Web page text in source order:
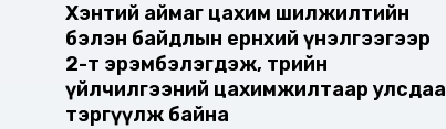
Хэнтий аймаг цахим шилжилтийн
бэлэн байдлын ерөнхий үнэлгээгээр
2-т эрэмбэлэгдэж, төрийн
үйлчилгээний цахимжилтаар улсдаа
тэргүүлж байна